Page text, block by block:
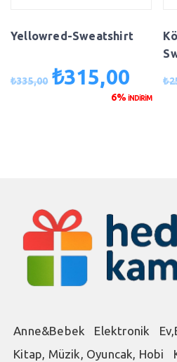
Yellowred-Sweatshirt
₺335,00 Orijinal
₺315,00
andaki
6% İNDİRİM
₺
Anne&Bebek Elektronik
Kitap, Müzik, Oyuncak, Hobi